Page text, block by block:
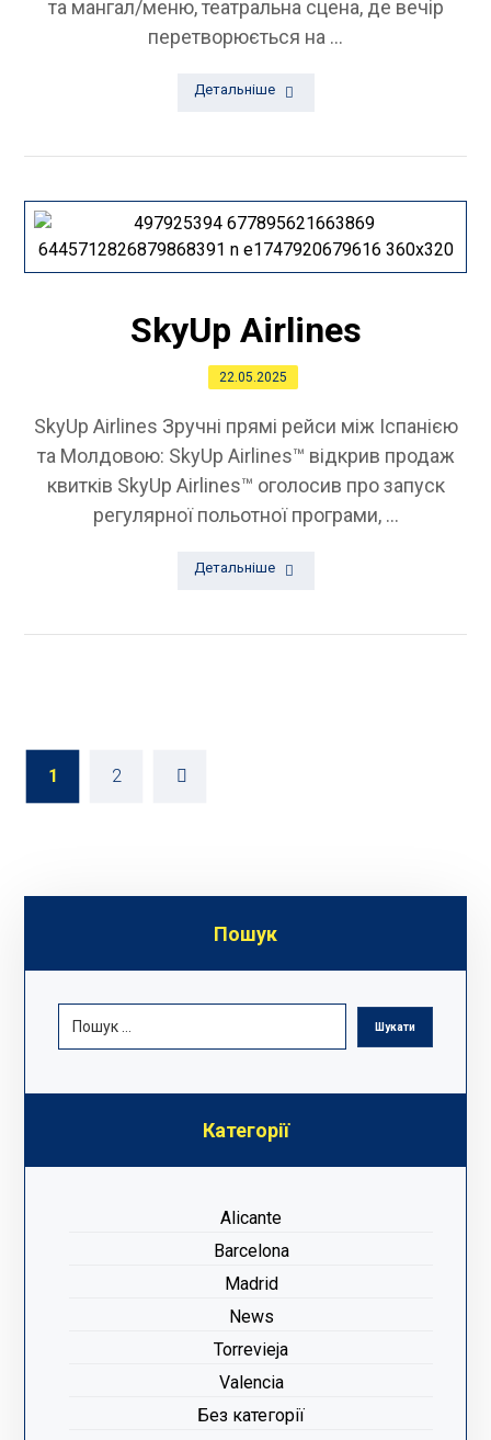
та мангал/меню, театральна сцена, де вечір
перетворюється на ...
Детальніше
SkyUp Airlines
22.05.2025
SkyUp Airlines Зручні прямі рейси між Іспанією
та Молдовою: SkyUp Airlines™ відкрив продаж
квитків SkyUp Airlines™ оголосив про запуск
регулярної польотної програми, ...
Детальніше
1 2
Пошук
Категорії
Alicante
Barcelona
Madrid
News
Torrevieja
Valencia
Без категорії